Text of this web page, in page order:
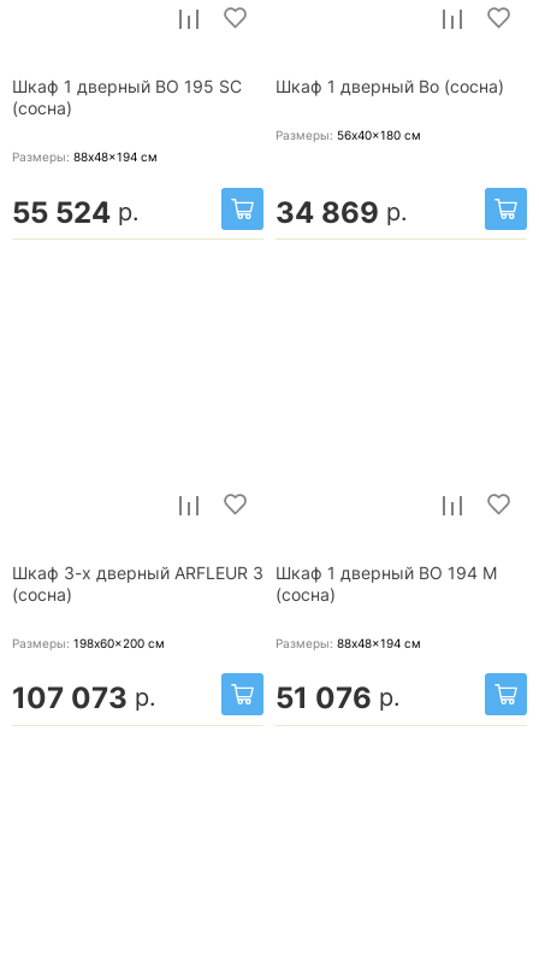
Шкаф 1 дверный ВО 195 SC
(сосна)
Размеры: 88x48x194 см
55 524 р.
Шкаф 1 дверный Bo (сосна)
Размеры: 56x40x180 см
34 869 р.
Шкаф 3-х дверный ARFLEUR 3
(сосна)
Размеры: 198x60x200 см
107 073 р.
Шкаф 1 дверный ВО 194 М
(сосна)
Размеры: 88x48x194 см
51 076 р.